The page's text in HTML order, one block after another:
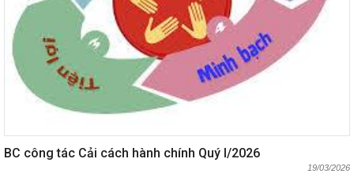
BC công tác Cải cách hành chính Quý I/2026
19/03/2026